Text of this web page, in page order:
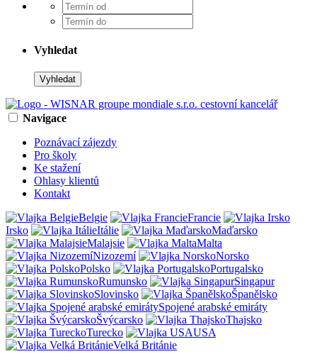
Vyhledat
Navigace
Poznávací zájezdy
Pro školy
Ke stažení
Ohlasy klientů
Kontakt
Belgie
Francie
Irsko
Itálie
Maďarsko
Malajsie
Malta
Nizozemí
Norsko
Polsko
Portugalsko
Rumunsko
Singapur
Slovinsko
Španělsko
Spojené arabské emiráty
Švýcarsko
Thajsko
Turecko
USA
Velká Británie